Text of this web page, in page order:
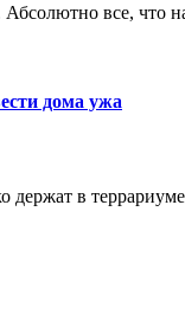
все, что
дома ужа
держат в